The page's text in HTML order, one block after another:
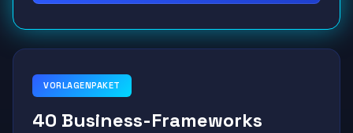
VORLAGENPAKET
40 Business-Frameworks